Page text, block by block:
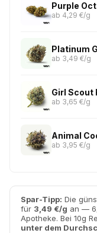
Purple
ab 4,29 €/g
Platinum
ab 3,49 €/g
Girl Scout
ab 3,65 €/g
Animal
ab 3,95 €/g
Spar-Tipp: Die
für 3,49 €/g an —
Apotheke. Bei 10g
unter dem